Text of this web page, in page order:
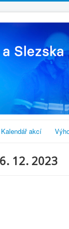
Kalendář akcí
12. 2023